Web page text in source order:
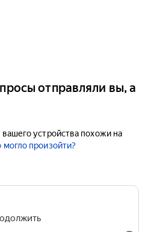
отправляли вы, а
устройства похожи на
могло произойти?